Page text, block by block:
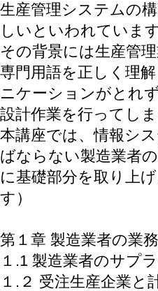
生産管理システムの
しいといわれています
その背景には生産管
専門用語を正しく理
ニケーションがとれ
設計作業を行ってし
本講座では、情報シ
ばならない製造業者
に基礎部分を取り上
す）
第１章 製造業者の業
１.1 製造業者のサプ
１.２ 受注生産企業と